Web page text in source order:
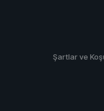
Şartlar ve